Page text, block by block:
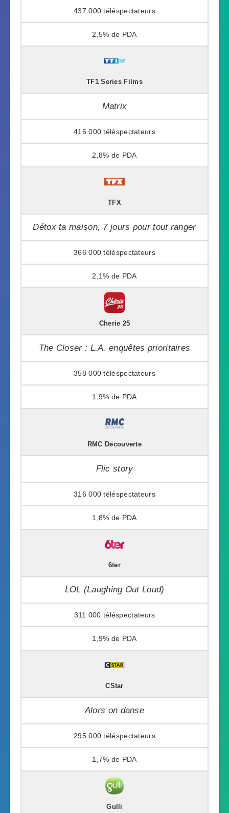
437 000
2,5%
TF1 Series Films
Matrix
416 000
2,8%
TFX
Détox ta maison, 7 jours pour tout ranger
366 000
2,1%
Cherie 25
The Closer : L.A. enquêtes prioritaires
358 000
1,9%
RMC Decouverte
Flic story
316 000
1,8%
6ter
LOL (Laughing Out Loud)
311 000
1,9%
CStar
Alors on danse
295 000
1,7%
Gulli